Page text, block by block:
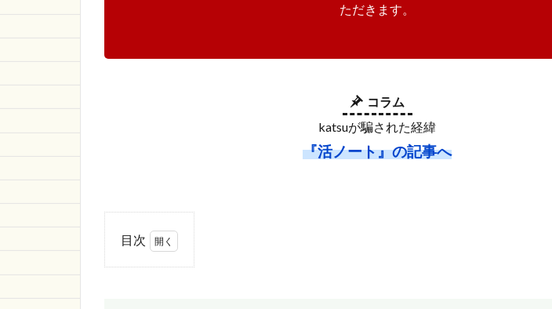
ただきます。
コラム
katsuが騙された経緯
『活ノート』の記事へ
目次
【ネット通販詐欺】